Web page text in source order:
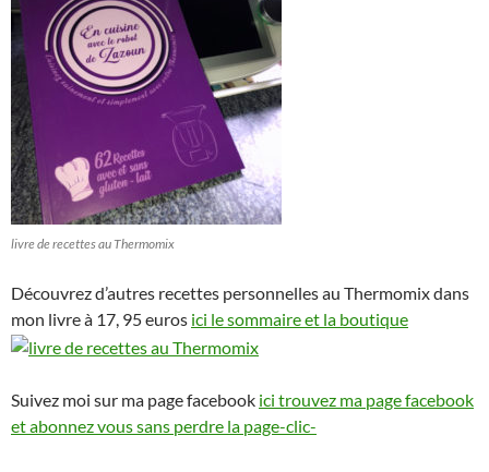
livre de recettes au Thermomix
Découvrez d’autres recettes personnelles au Thermomix dans
mon livre à 17, 95 euros ici le sommaire et la boutique
Suivez moi sur ma page facebook ici trouvez ma page facebook
et abonnez vous sans perdre la page-clic-